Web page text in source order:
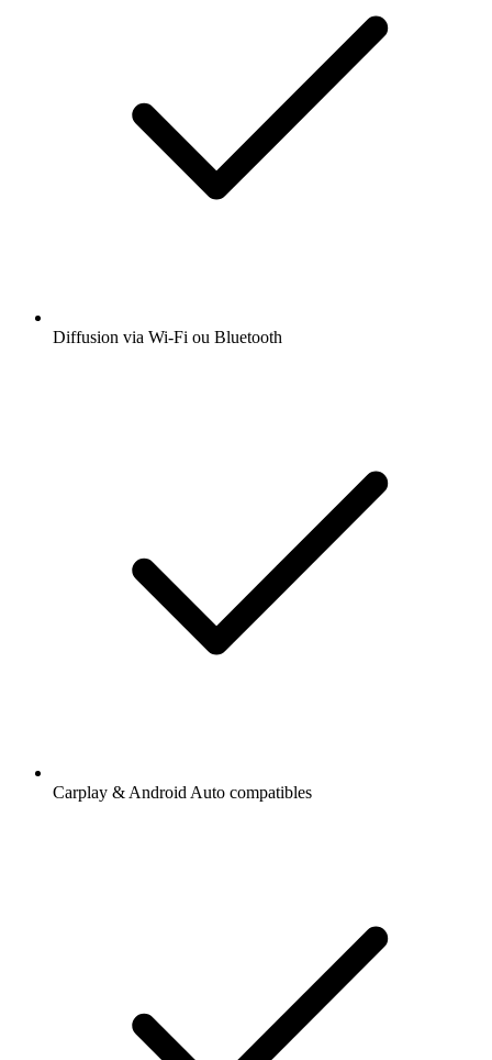
Diffusion via Wi-Fi ou Bluetooth
Carplay & Android Auto compatibles